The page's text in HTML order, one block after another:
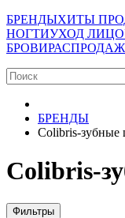
БРЕНДЫХИТЫ
НОГТИУХОД ЛИЦО
БРОВИ
БРЕНДЫ
Colibris-зубные
Colibris-
Фильтры